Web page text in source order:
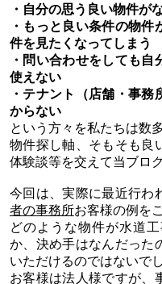
・自分の思う良い物件が
・もっと良い条件の物
件を見たくなってしまう
・問い合わせをしても
使えない
・テナント（店舗・事
からない
という方々を私たちは数
物件探し軸、そもそも良
体験談等を交えて当ブロ
今回は、実際に最近行わ
者の事務所お客様の例を
どのような物件が水道
か、決め手はなんだった
いただけるのではないで
お客様は法人様ですが、